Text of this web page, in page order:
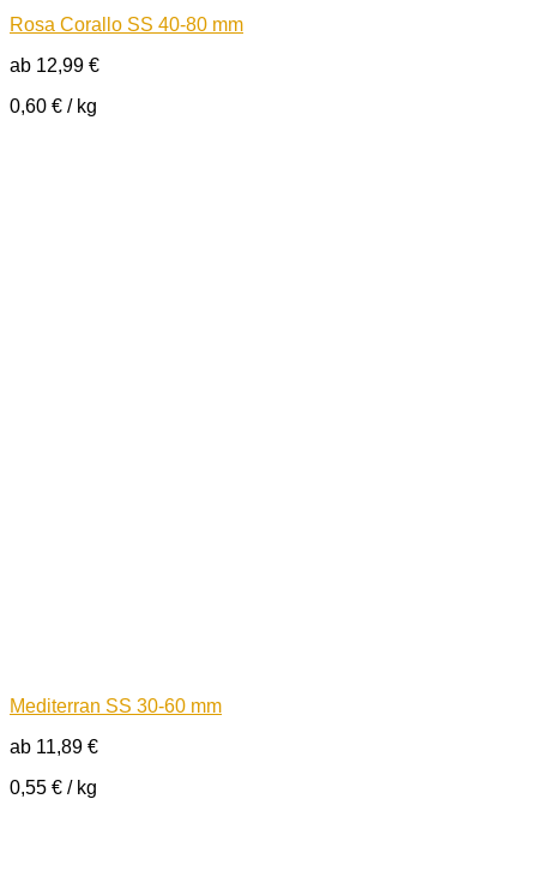
Rosa Corallo SS 40-80 mm
ab 12,99 €
0,60 € / kg
Mediterran SS 30-60 mm
ab 11,89 €
0,55 € / kg